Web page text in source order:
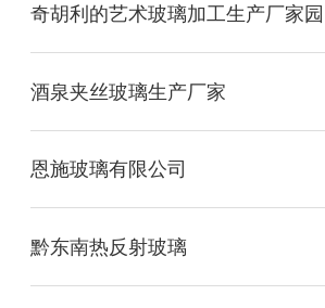
酒泉夹丝玻璃生产厂家
恩施玻璃有限公司
黔东南热反射玻璃